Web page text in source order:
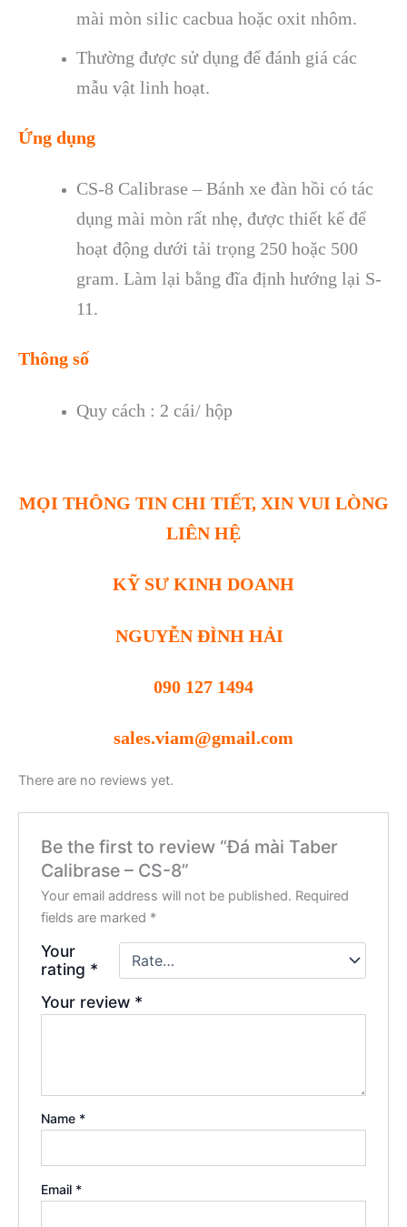
mài mòn silic cacbua hoặc oxit nhôm.
Thường được sử dụng để đánh giá các
mẫu vật linh hoạt.
Ứng dụng
CS-8 Calibrase – Bánh xe đàn hồi có tác
dụng mài mòn rất nhẹ, được thiết kế để
hoạt động dưới tải trọng 250 hoặc 500
gram. Làm lại bằng đĩa định hướng lại S-
11.
Thông số
Quy cách : 2 cái/ hộp
MỌI THÔNG TIN CHI TIẾT, XIN VUI LÒNG
LIÊN HỆ
KỸ SƯ KINH DOANH
NGUYỄN ĐÌNH HẢI
090 127 1494
sales.viam@gmail.com
There are no reviews yet.
Be the first to review “Đá mài Taber
Calibrase – CS-8”
Your email address will not be published. Required
fields are marked *
Your
rating *
Your review *
Name *
Email *